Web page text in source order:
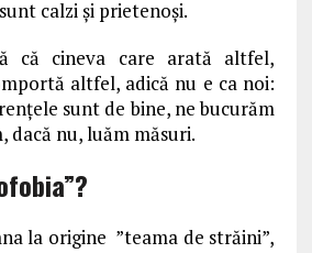
calzi și prietenoși.
că cineva care arată altfel,
altfel, adică nu e ca noi:
sunt de bine, ne bucurăm
dacă nu, luăm măsuri.
la origine ”teama de străini”,